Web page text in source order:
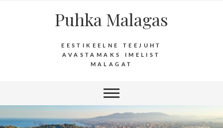
Puhka Malagas
EESTIKEELNE TEEJUHT
AVASTAMAKS IMELIST
MALAGAT